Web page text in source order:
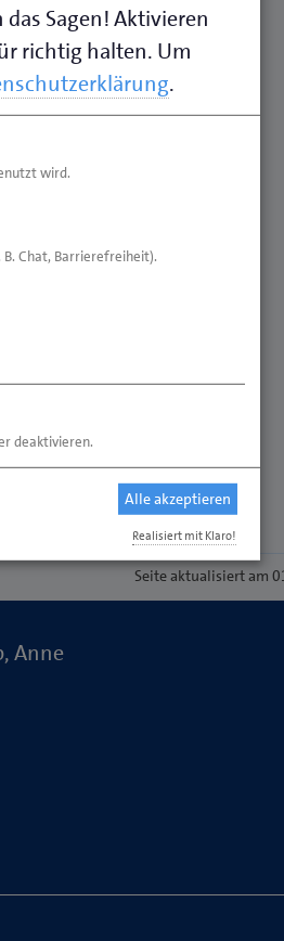
Seiteaktualisiert am
Anne
Sagen! Aktivieren
richtig halten. Um
.
wird.
Chat, Barrierefreiheit).
deaktivieren.
Alle akzeptieren
Realisiert mit Klaro!